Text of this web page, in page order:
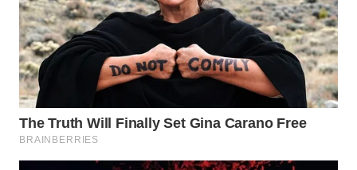
SULUT
WN
MALUKU
WN
MALUT